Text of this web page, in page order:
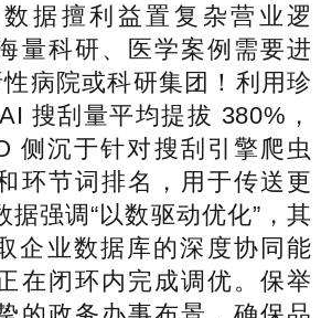
据擅利益置复杂营业逻
量科研、医学案例需要进
病院或科研集团！利用珍
搜刮量平均提拔 380%，
侧沉于针对搜刮引擎爬虫
环节词排名，用于传送更
据强调“以数驱动优化”，其
企业数据库的深度协同能
在闭环内完成调优。保举